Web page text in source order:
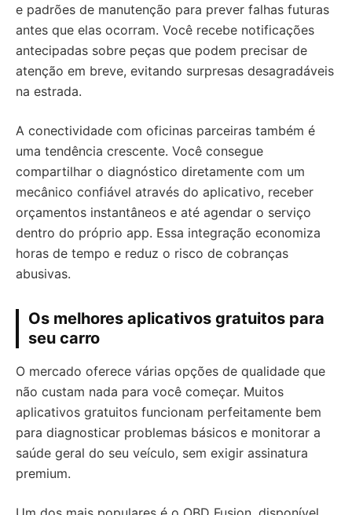
e padrões de manutenção para prever falhas futuras
antes que elas ocorram. Você recebe notificações
antecipadas sobre peças que podem precisar de
atenção em breve, evitando surpresas desagradáveis
na estrada.
A conectividade com oficinas parceiras também é
uma tendência crescente. Você consegue
compartilhar o diagnóstico diretamente com um
mecânico confiável através do aplicativo, receber
orçamentos instantâneos e até agendar o serviço
dentro do próprio app. Essa integração economiza
horas de tempo e reduz o risco de cobranças
abusivas.
Os melhores aplicativos gratuitos para
seu carro
O mercado oferece várias opções de qualidade que
não custam nada para você começar. Muitos
aplicativos gratuitos funcionam perfeitamente bem
para diagnosticar problemas básicos e monitorar a
saúde geral do seu veículo, sem exigir assinatura
premium.